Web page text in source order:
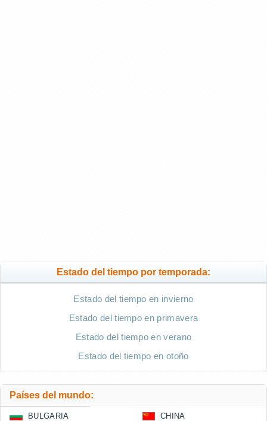
Estado del tiempo por temporada:
Estado del tiempo en invierno
Estado del tiempo en primavera
Estado del tiempo en verano
Estado del tiempo en otoño
Países del mundo:
BULGARIA CHINA